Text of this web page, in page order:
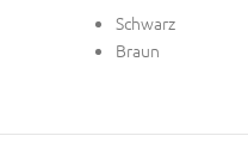
Schwarz
Braun